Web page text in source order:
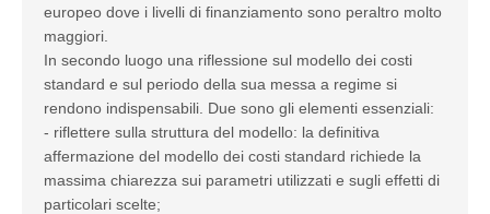
europeo dove i livelli di finanziamento sono peraltro molto
maggiori.
In secondo luogo una riflessione sul modello dei costi
standard e sul periodo della sua messa a regime si
rendono indispensabili. Due sono gli elementi essenziali:
- riflettere sulla struttura del modello: la definitiva
affermazione del modello dei costi standard richiede la
massima chiarezza sui parametri utilizzati e sugli effetti di
particolari scelte;